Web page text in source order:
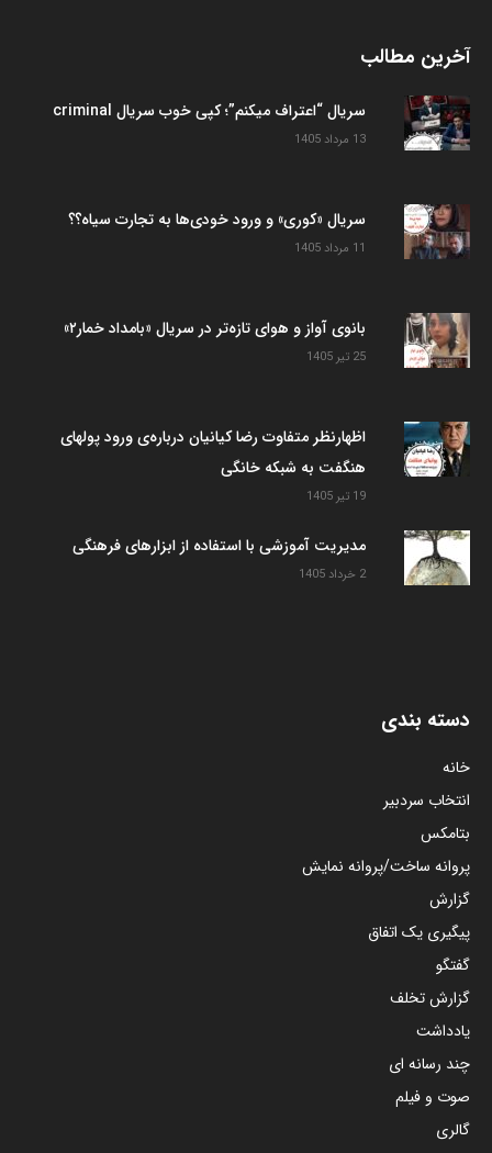
آخرین مطالب
سریال “اعتراف میکنم”؛ کپی خوب سریال criminal
13 مرداد 1405
سریال «کوری» و ورود خودی‌ها به تجارت سیاه؟؟
11 مرداد 1405
بانوی آواز و هوای تازه‌تر در سریال «بامداد خمار۲»
25 تیر 1405
اظهارنظر متفاوت رضا کیانیان درباره‌ی ورود پولهای
هنگفت به شبکه خانگی
19 تیر 1405
مدیریت آموزشی با استفاده از ابزارهای فرهنگی
2 خرداد 1405
دسته بندی
خانه
انتخاب سردبیر
بتامکس
پروانه ساخت/پروانه نمایش
گزارش
پیگیری یک اتفاق
گفتگو
گزارش تخلف
یادداشت
چند رسانه ای
صوت و فیلم
گالری